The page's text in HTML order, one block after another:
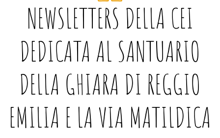
NEWSLETTERS DELLA CEI
DEDICATA AL SANTUARIO
DELLA GHIARA DI REGGIO
EMILIA E LA VIA MATILDICA